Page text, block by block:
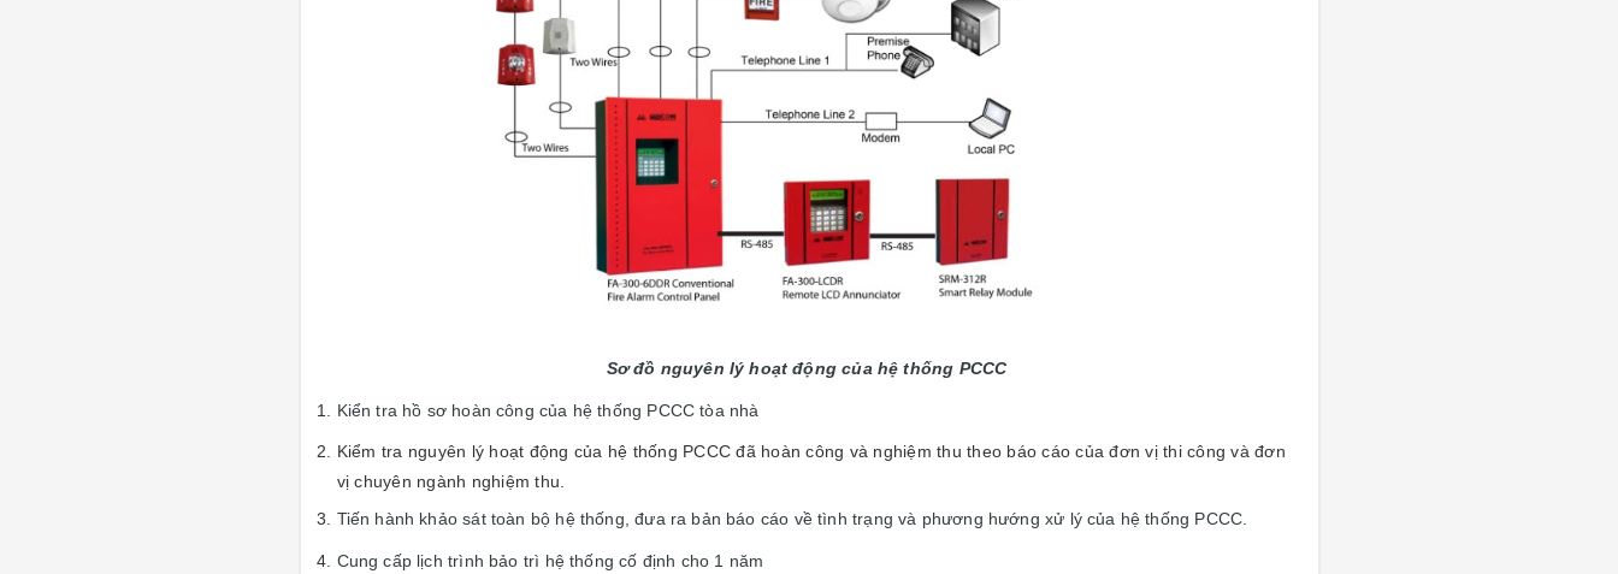
Sơ đồ nguyên lý hoạt động của hệ thống PCCC
Kiển tra hồ sơ hoàn công của hệ thống PCCC tòa nhà
Kiểm tra nguyên lý hoạt động của hệ thống PCCC đã hoàn công và nghiệm thu theo báo cáo của đơn vị thi công và đơn
vị chuyên ngành nghiệm thu.
Tiến hành khảo sát toàn bộ hệ thống, đưa ra bản báo cáo về tình trạng và phương hướng xử lý của hệ thống PCCC.
Cung cấp lịch trình bảo trì hệ thống cố định cho 1 năm